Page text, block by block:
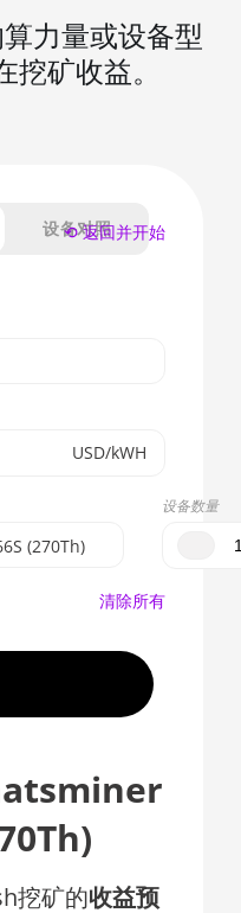
力量或设备型
矿收益。
设备对照
USD/kWH
(270Th)
设备数量
清除所有
⟲ 返回并开始
挖矿的收益预